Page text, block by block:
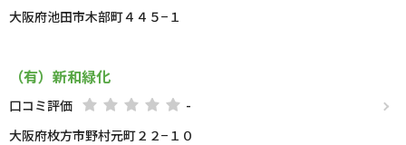
大阪府池田市木部町４４５−１
（有）新和緑化
口コミ評価
-
大阪府枚方市野村元町２２−１０